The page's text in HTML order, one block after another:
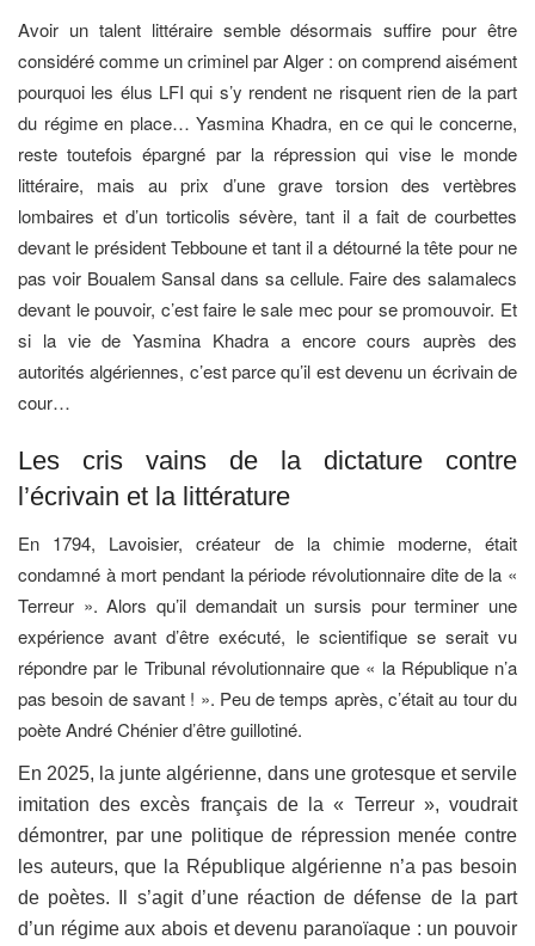
Avoir un talent littéraire semble désormais suffire pour être
considéré comme un criminel par Alger : on comprend aisément
pourquoi les élus LFI qui s’y rendent ne risquent rien de la part
du régime en place… Yasmina Khadra, en ce qui le concerne,
reste toutefois épargné par la répression qui vise le monde
littéraire, mais au prix d’une grave torsion des vertèbres
lombaires et d’un torticolis sévère, tant il a fait de courbettes
devant le président Tebboune et tant il a détourné la tête pour ne
pas voir Boualem Sansal dans sa cellule. Faire des salamalecs
devant le pouvoir, c’est faire le sale mec pour se promouvoir. Et
si la vie de Yasmina Khadra a encore cours auprès des
autorités algériennes, c’est parce qu’il est devenu un écrivain de
cour…
Les cris vains de la dictature contre
l’écrivain et la littérature
En 1794, Lavoisier, créateur de la chimie moderne, était
condamné à mort pendant la période révolutionnaire dite de la «
Terreur ». Alors qu’il demandait un sursis pour terminer une
expérience avant d’être exécuté, le scientifique se serait vu
répondre par le Tribunal révolutionnaire que « la République n’a
pas besoin de savant ! ». Peu de temps après, c’était au tour du
poète André Chénier d’être guillotiné.
En 2025, la junte algérienne, dans une grotesque et servile
imitation des excès français de la « Terreur », voudrait
démontrer, par une politique de répression menée contre
les auteurs, que la République algérienne n’a pas besoin
de poètes. Il s’agit d’une réaction de défense de la part
d’un régime aux abois et devenu paranoïaque : un pouvoir